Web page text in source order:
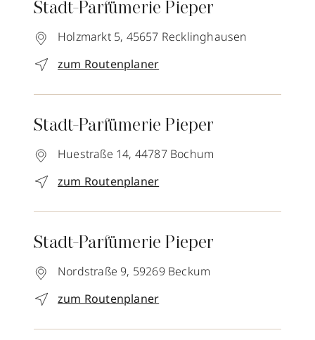
Stadt-Parfümerie Pieper
Holzmarkt 5, 45657 Recklinghausen
zum Routenplaner
Stadt-Parfümerie Pieper
Huestraße 14, 44787 Bochum
zum Routenplaner
Stadt-Parfümerie Pieper
Nordstraße 9, 59269 Beckum
zum Routenplaner